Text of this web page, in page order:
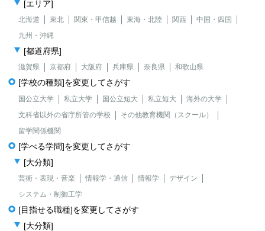
[エリア]
北海道 東北 関東・甲信越 東海・北陸 関西
中国・四国
九州・沖縄
[都道府県]
滋賀県 京都府 大阪府 兵庫県 奈良県 和歌山県
[学校の種類]を変更してさがす
国公立大学 私立大学 国公立短大 私立短大
海外の大学
文科省以外の省庁所管の学校
その他教育機関（スクール）
留学関係機関
[学べる学問]を変更してさがす
[大分類]
芸術・表現・音楽 情報学・通信 情報学
デザイン
システム・制御工学
[目指せる職種]を変更してさがす
[大分類]